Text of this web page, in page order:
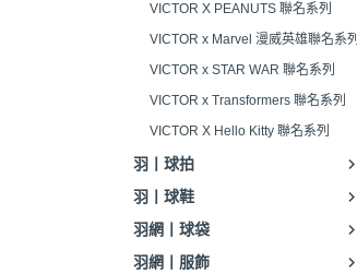
VICTOR X PEANUTS 聯名系列
VICTOR x Marvel 漫威英雄聯名系列
VICTOR x STAR WAR 聯名系列
VICTOR x Transformers 聯名系列
VICTOR X Hello Kitty 聯名系列
羽丨球拍
羽丨球鞋
羽網丨球袋
羽網丨服飾